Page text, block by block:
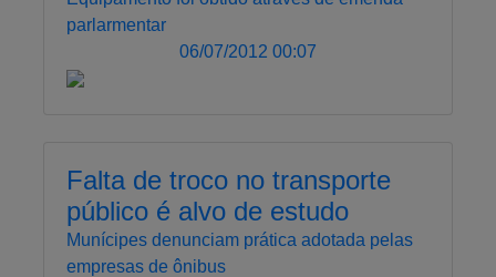
parlarmentar
06/07/2012 00:07
Falta de troco no transporte
público é alvo de estudo
Munícipes denunciam prática adotada pelas
empresas de ônibus